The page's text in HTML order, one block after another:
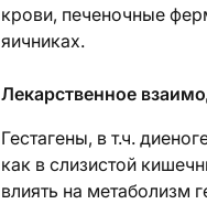
крови, печеночные
яичниках.
Лекарственное
Гестагены, в т.ч.
как в слизистой
влиять на метаболизм